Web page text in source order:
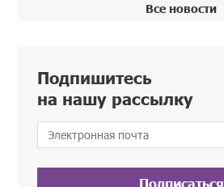
Все новости
Подпишитесь
на нашу рассылку
Подписаться